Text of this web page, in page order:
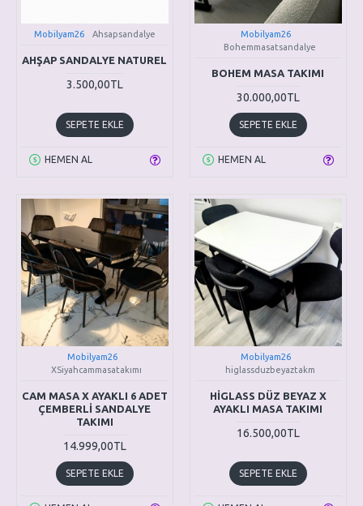
Mobilyam26 Ahsapsandalye
AHŞAP SANDALYE NATUREL
3.500,00TL
SEPETE EKLE
HEMEN AL
Mobilyam26
Bohemmasatsandalye
BOHEM MASA TAKIMI
30.000,00TL
SEPETE EKLE
HEMEN AL
Mobilyam26
XSiyahcammasatakımı
CAM MASA X AYAKLI 6 ADET
ÇEMBERLİ SANDALYE
TAKIMI
14.999,00TL
SEPETE EKLE
Mobilyam26
higlassduzbeyaztakm
HİGLASS DÜZ BEYAZ X
AYAKLI MASA TAKIMI
16.500,00TL
SEPETE EKLE